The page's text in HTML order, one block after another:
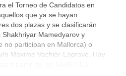
el Torneo de Candidatos en
que ya se hayan
dos plazas y se clasificarán
Mamedyarov y
no participan en Mallorca) o
o Maxime Vachier-Lagrave. Hay